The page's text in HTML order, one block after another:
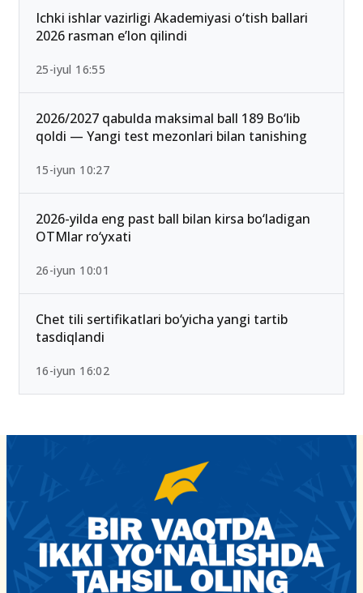
13-iyun 00:02
Ichki ishlar vazirligi Akademiyasi o‘tish ballari
2026 rasman e’lon qilindi
25-iyul 16:55
2026/2027 qabulda maksimal ball 189 Bo‘lib
qoldi — Yangi test mezonlari bilan tanishing
15-iyun 10:27
2026-yilda eng past ball bilan kirsa bo‘ladigan
OTMlar ro‘yxati
26-iyun 10:01
Chet tili sertifikatlari bo‘yicha yangi tartib
tasdiqlandi